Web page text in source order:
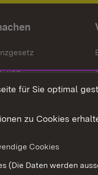
und
für Sie optimal
zu Cookies
Cookies
(Die Daten werden